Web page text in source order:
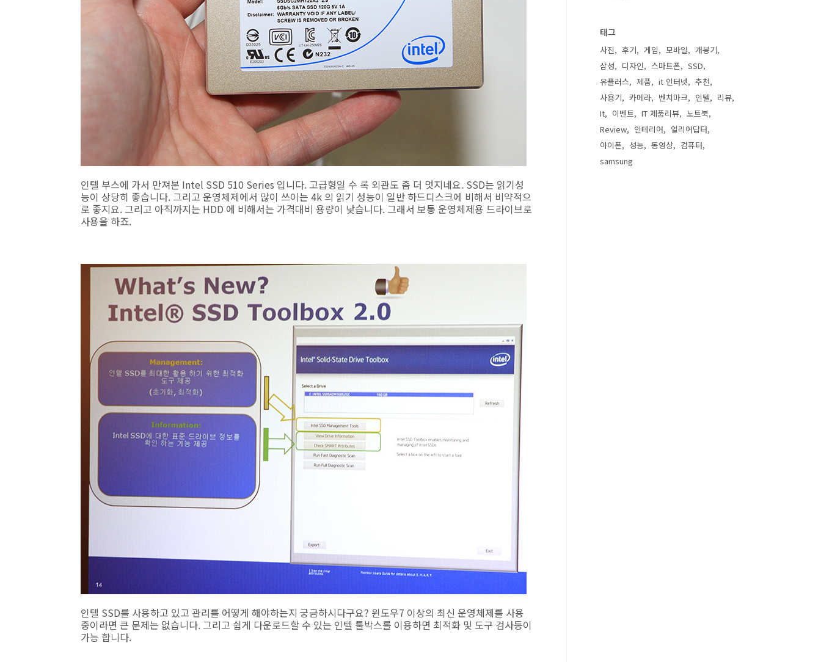
인텔 부스에 가서 만져본 Intel SSD 510 Series 입니다. 고급형일 수 록 외관도 좀 더 멋지네요. SSD는 읽기성
능이 상당히 좋습니다. 그리고 운영체제에서 많이 쓰이는 4k 의 읽기 성능이 일반 하드디스크에 비해서 비약적으
로 좋지요. 그리고 아직까지는 HDD 에 비해서는 가격대비 용량이 낮습니다. 그래서 보통 운영체제용 드라이브로
사용을 하죠.
인텔 SSD를 사용하고 있고 관리를 어떻게 해야하는지 궁금하시다구요? 윈도우7 이상의 최신 운영체제를 사용
중이라면 큰 문제는 없습니다. 그리고 쉽게 다운로드할 수 있는 인텔 툴박스를 이용하면 최적화 및 도구 검사등이
가능 합니다.
태그
사진 후기 게임 모바일
개봉기
삼성
디자인 스마트폰
SSD
유플러스
제품 it 인터넷
추천
사용기
카메라 벤치마크 인텔
리뷰
It
이벤트 IT 제품리뷰
노트북
Review
인테리어
얼리어답터
아이폰
성능 동영상
컴퓨터
samsung